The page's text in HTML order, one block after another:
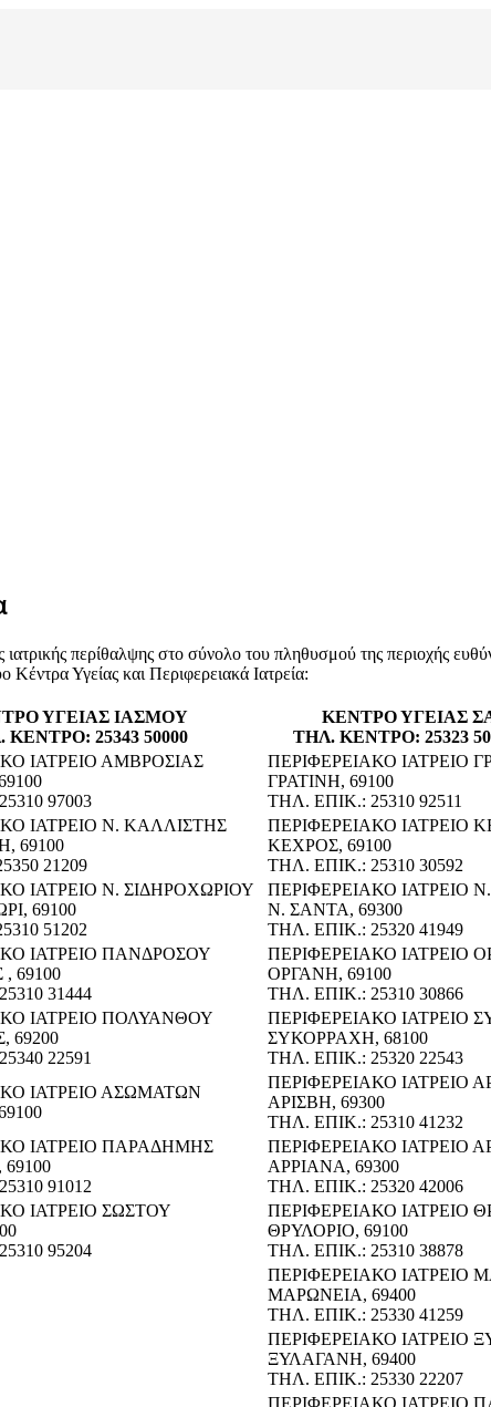
περίθαλψης στο σύνολο του πληθυσμού της περιοχής
Υγείας και Περιφερειακά Ιατρεία:
ΥΓΕΙΑΣ ΙΑΣΜΟΥ
ΚΕΝΤΡΟ: 25343 50000
ΚΕΝΤΡΟ ΥΓΕΙΑΣ
ΤΗΛ. ΚΕΝΤΡΟ: 25323
ΙΑΤΡΕΙΟ ΑΜΒΡΟΣΙΑΣ
97003
ΠΕΡΙΦΕΡΕΙΑΚΟ ΙΑΤΡΕΙΟ
ΓΡΑΤΙΝΗ, 69100
ΤΗΛ. ΕΠΙΚ.: 25310 92511
ΙΑΤΡΕΙΟ Ν. ΚΑΛΛΙΣΤΗΣ
69100
21209
ΠΕΡΙΦΕΡΕΙΑΚΟ ΙΑΤΡΕΙΟ
ΚΕΧΡΟΣ, 69100
ΤΗΛ. ΕΠΙΚ.: 25310 30592
ΙΑΤΡΕΙΟ Ν. ΣΙΔΗΡΟΧΩΡΙΟΥ
69100
51202
ΠΕΡΙΦΕΡΕΙΑΚΟ ΙΑΤΡΕΙΟ
Ν. ΣΑΝΤΑ, 69300
ΤΗΛ. ΕΠΙΚ.: 25320 41949
ΙΑΤΡΕΙΟ ΠΑΝΔΡΟΣΟΥ
69100
31444
ΠΕΡΙΦΕΡΕΙΑΚΟ ΙΑΤΡΕΙΟ
ΟΡΓΑΝΗ, 69100
ΤΗΛ. ΕΠΙΚ.: 25310 30866
ΙΑΤΡΕΙΟ ΠΟΛΥΑΝΘΟΥ
69200
22591
ΠΕΡΙΦΕΡΕΙΑΚΟ ΙΑΤΡΕΙΟ
ΣΥΚΟΡΡΑΧΗ, 68100
ΤΗΛ. ΕΠΙΚ.: 25320 22543
ΙΑΤΡΕΙΟ ΑΣΩΜΑΤΩΝ
ΠΕΡΙΦΕΡΕΙΑΚΟ ΙΑΤΡΕΙΟ
ΑΡΙΣΒΗ, 69300
ΤΗΛ. ΕΠΙΚ.: 25310 41232
ΙΑΤΡΕΙΟ ΠΑΡΑΔΗΜΗΣ
91012
ΠΕΡΙΦΕΡΕΙΑΚΟ ΙΑΤΡΕΙΟ
ΑΡΡΙΑΝΑ, 69300
ΤΗΛ. ΕΠΙΚ.: 25320 42006
ΙΑΤΡΕΙΟ ΣΩΣΤΟΥ
95204
ΠΕΡΙΦΕΡΕΙΑΚΟ ΙΑΤΡΕΙΟ
ΘΡΥΛΟΡΙΟ, 69100
ΤΗΛ. ΕΠΙΚ.: 25310 38878
ΠΕΡΙΦΕΡΕΙΑΚΟ ΙΑΤΡΕΙΟ
ΜΑΡΩΝΕΙΑ, 69400
ΤΗΛ. ΕΠΙΚ.: 25330 41259
ΠΕΡΙΦΕΡΕΙΑΚΟ ΙΑΤΡΕΙΟ
ΞΥΛΑΓΑΝΗ, 69400
ΤΗΛ. ΕΠΙΚ.: 25330 22207
ΠΕΡΙΦΕΡΕΙΑΚΟ ΙΑΤΡΕΙΟ